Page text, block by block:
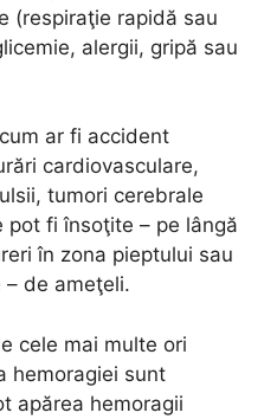
(respiraţie rapidă sau
alergii, gripă sau
ar fi accident
cardiovasculare,
tumori cerebrale
pot fi însoţite – pe lângă
în zona pieptului sau
de ameţeli.
cele mai multe ori
hemoragiei sunt
apărea hemoragii